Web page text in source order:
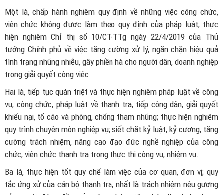
Một là, chấp hành nghiêm quy định về những việc công chức,
viên chức không được làm theo quy định của pháp luật; thực
hiện nghiêm Chỉ thị số 10/CT-TTg ngày 22/4/2019 của Thủ
tướng Chính phủ về việc tăng cường xử lý, ngăn chặn hiệu quả
tình trạng nhũng nhiễu, gây phiền hà cho người dân, doanh nghiệp
trong giải quyết công việc.
Hai là, tiếp tục quán triệt và thực hiện nghiêm pháp luật về công
vụ, công chức, pháp luật về thanh tra, tiếp công dân, giải quyết
khiếu nại, tố cáo và phòng, chống tham nhũng; thực hiện nghiêm
quy trình chuyên môn nghiệp vụ; siết chặt kỷ luật, kỷ cương, tăng
cường trách nhiệm, nâng cao đạo đức nghề nghiệp của công
chức, viên chức thanh tra trong thực thi công vụ, nhiệm vụ.
Ba là, thực hiện tốt quy chế làm việc của cơ quan, đơn vị; quy
tắc ứng xử của cán bộ thanh tra, nhất là trách nhiệm nêu gương